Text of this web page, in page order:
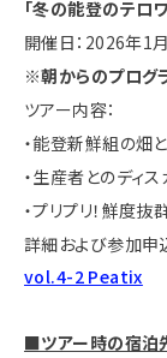
「冬の能登のテロ
開催日：2026年1
※朝からのプログ
ツアー内容：
・能登新鮮組の畑
・生産者とのディス
・プリプリ！鮮度
詳細および参加申
vol.4-2 Peatix
■ツアー時の宿泊